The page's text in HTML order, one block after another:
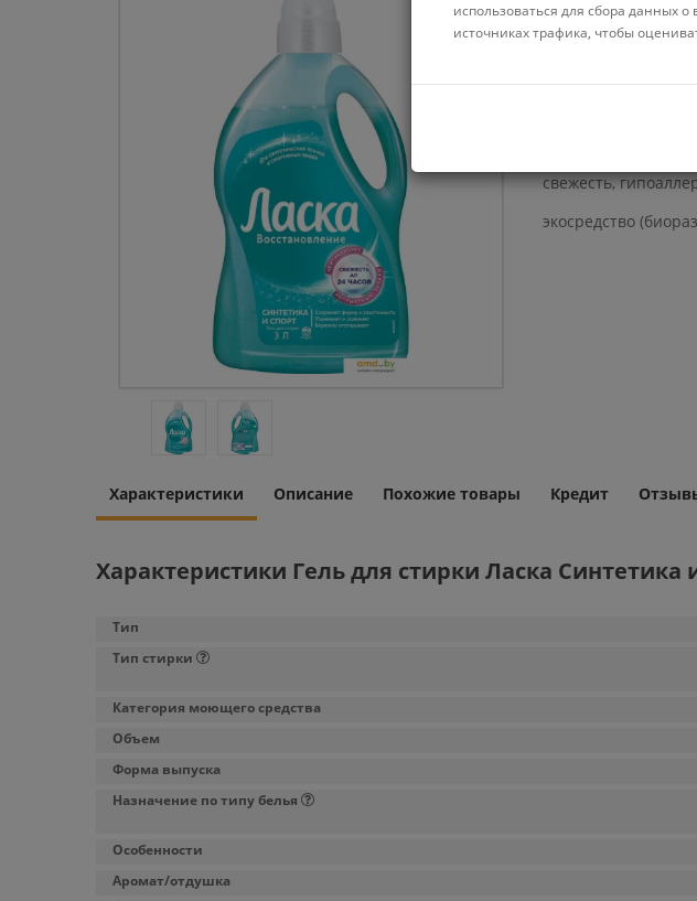
свежесть,
экосредство
Характеристики Описание Похожие товары Кредит
Характеристики Гель для стирки Ласка Синтетика
Тип
Тип стирки
Категория моющего средства
Объем
Форма выпуска
Назначение по типу белья
Особенности
Аромат/отдушка
использоваться для сбора данных
источниках трафика, чтобы